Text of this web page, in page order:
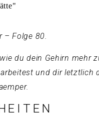
– Folge 80.
du dein Gehirn
und dir